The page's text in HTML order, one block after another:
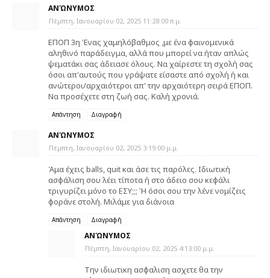
ΑΝΏΝΥΜΟΣ
Πέμπτη, Ιανουαρίου 02, 2025 11:28:00 π.μ.
ΕΠΟΠ 3η Ένας χαμηλόβαθμος ,με ένα φαινομενικά
αληθινό παράδειγμα, αλλά που μπορεί να ήταν απλώς
ψεματάκι σας άδειασε όλους. Να χαίρεστε τη σχολή σας
όσοι απ'αυτούς που γράψατε είσαστε από σχολή ή και
ανώτεροι/αρχαιότεροι απ' την αρχαιότερη σειρά ΕΠΟΠ.
Να προσέχετε στη ζωή σας. Καλή χρονιά.
Απάντηση Διαγραφή
ΑΝΏΝΥΜΟΣ
Πέμπτη, Ιανουαρίου 02, 2025 3:19:00 μ.μ.
Άμα έχεις balls, quit και άσε τις παρόλες. Ιδιωτική
ασφάλιση σου λέει τίποτα ή στο άδειο σου κεφάλι
τριγυρίζει μόνο το ΕΣΥ;;; Ή όσοι σου την λένε νομίζεις
φοράνε στολή. Μιλάμε για διάνοια
Απάντηση Διαγραφή
ΑΝΏΝΥΜΟΣ
Πέμπτη, Ιανουαρίου 02, 2025 4:13:00 μ.μ.
Την ιδιωτικη ασφαλιση ασχετε θα την